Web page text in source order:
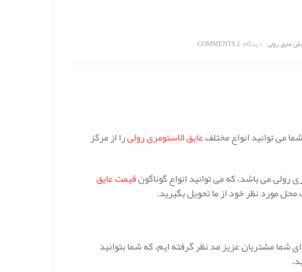
عایق رولی دیدگاه:2 COMMENTS
می توانید انواع مختلفعایق الاستومری رولیرا از مرکز
رولی می باشد، که می توانید انواع گوناگونقیمت عایق
مورد نظر خود از ما تحویل بگیرید.
مشتریان عزیز مد نظر گرفته ایم، که شما بتوانید